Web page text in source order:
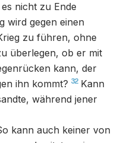
nicht zu Ende
wird gegen einen
zu führen, ohne
überlegen, ob er mit
kann, der
ihn kommt? 32 Kann
während jener
kann auch keiner von